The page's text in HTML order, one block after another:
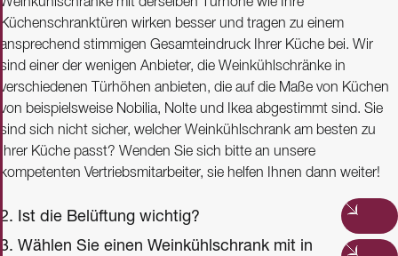
Weinkühlschränke mit derselben Türhöhe wie Ihre
Küchenschranktüren wirken besser und tragen zu einem
ansprechend stimmigen Gesamteindruck Ihrer Küche bei. Wir
sind einer der wenigen Anbieter, die Weinkühlschränke in
verschiedenen Türhöhen anbieten, die auf die Maße von Küchen
von beispielsweise Nobilia, Nolte und Ikea abgestimmt sind. Sie
sind sich nicht sicher, welcher Weinkühlschrank am besten zu
Ihrer Küche passt? Wenden Sie sich bitte an unsere
kompetenten Vertriebsmitarbeiter, sie helfen Ihnen dann weiter!
2. Ist die Belüftung wichtig?
3. Wählen Sie einen Weinkühlschrank mit in